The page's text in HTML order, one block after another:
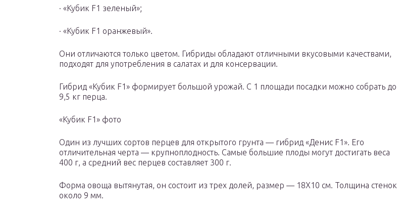
· «Кубик F1 зеленый»;
· «Кубик F1 оранжевый».
Они отличаются только цветом. Гибриды обладают отличными вкусовыми качествами,
подходят для употребления в салатах и для консервации.
Гибрид «Кубик F1» формирует большой урожай. С 1 площади посадки можно собрать до
9,5 кг перца.
«Кубик F1» фото
Один из лучших сортов перцев для открытого грунта — гибрид «Денис F1». Его
отличительная черта — крупноплодность. Самые большие плоды могут достигать веса
400 г, а средний вес перцев составляет 300 г.
Форма овоща вытянутая, он состоит из трех долей, размер — 18Х10 см. Толщина стенок
около 9 мм.